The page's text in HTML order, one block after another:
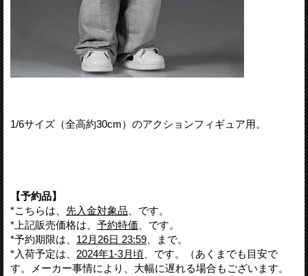
1/6サイズ（全高約30cm）のアクションフィギュア用。
【予約品】
*こちらは、 先入金対象品 、です。
*上記販売価格は、 予約特価 、です。
*予約期限は、 12月26日 23:59 、まで。
*入荷予定は、 2024年1-3月頃 、です。（あくまでも目安で
す。メーカー事情により、大幅に遅れる場合もございます。